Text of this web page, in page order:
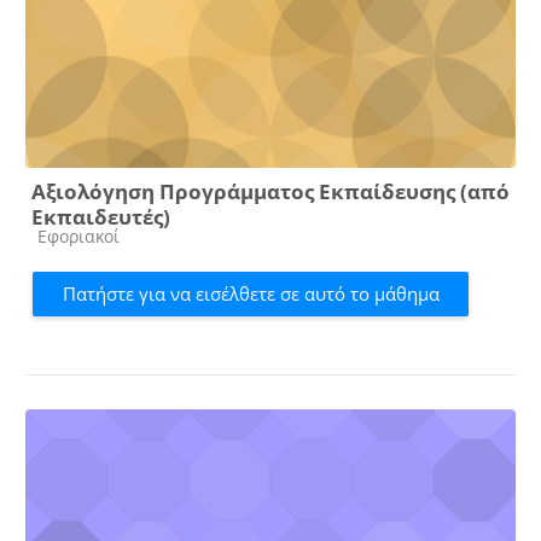
Αξιολόγηση Προγράμματος Εκπαίδευσης (από
Εκπαιδευτές)
Κατηγορία μαθήματος
Εφοριακοί
Πατήστε για να εισέλθετε σε αυτό το μάθημα